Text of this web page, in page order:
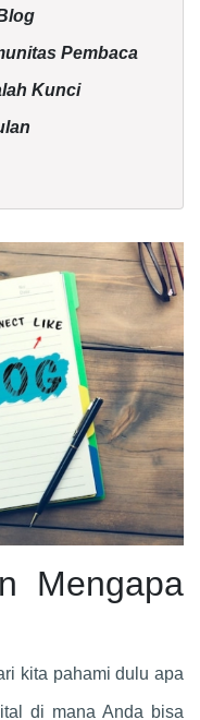
Pembaca
Kunci
Mengapa
kita pahami dulu apa
di mana Anda bisa